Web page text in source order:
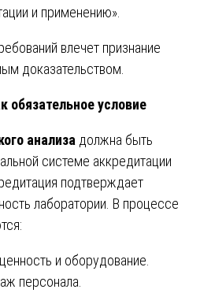
и применению».
влечет признание
доказательством.
обязательное условие
анализа должна быть
системе аккредитации
подтверждает
лаборатории. В процессе
и оборудование.
персонала.